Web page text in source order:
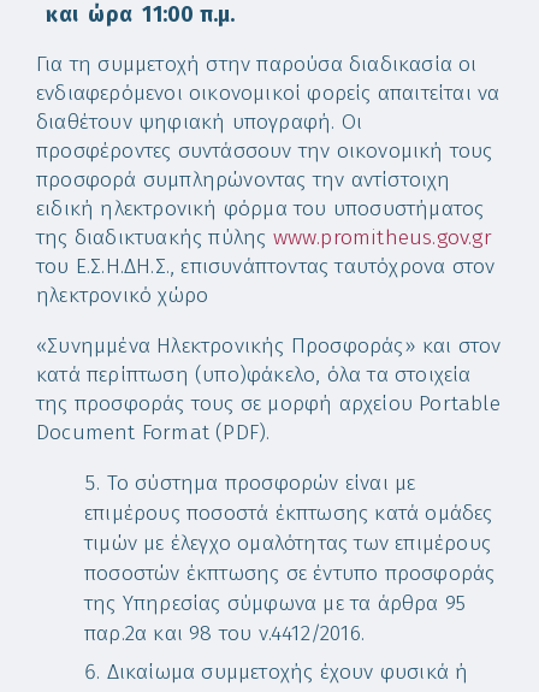
και ώρα 11:00 π.μ.
Για τη συμμετοχή στην παρούσα διαδικασία οι
ενδιαφερόμενοι οικονομικοί φορείς απαιτείται να
διαθέτουν ψηφιακή υπογραφή. Οι
προσφέροντες συντάσσουν την οικονομική τους
προσφορά συμπληρώνοντας την αντίστοιχη
ειδική ηλεκτρονική φόρμα του υποσυστήματος
της διαδικτυακής πύλης www.promitheus.gov.gr
του Ε.Σ.Η.ΔΗ.Σ., επισυνάπτοντας ταυτόχρονα στον
ηλεκτρονικό χώρο
«Συνημμένα Ηλεκτρονικής Προσφοράς» και στον
κατά περίπτωση (υπο)φάκελο, όλα τα στοιχεία
της προσφοράς τους σε μορφή αρχείου Portable
Document Format (PDF).
Το σύστημα προσφορών είναι με
επιμέρους ποσοστά έκπτωσης κατά ομάδες
τιμών με έλεγχο ομαλότητας των επιμέρους
ποσοστών έκπτωσης σε έντυπο προσφοράς
της Υπηρεσίας σύμφωνα με τα άρθρα 95
παρ.2α και 98 του ν.4412/2016.
Δικαίωμα συμμετοχής έχουν φυσικά ή